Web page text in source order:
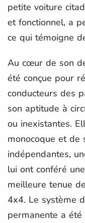
petite voiture
et fonctionnel, a
ce qui témoigne
Au cœur de son
été conçue pour
conducteurs des
son aptitude à
ou inexistantes.
monocoque et de
indépendantes,
lui ont conféré
meilleure tenue
4x4. Le système
permanente a